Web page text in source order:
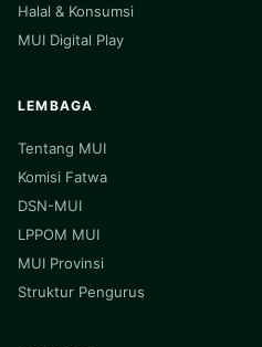
Halal & Konsumsi
MUI Digital Play
LEMBAGA
Tentang MUI
Komisi Fatwa
DSN-MUI
LPPOM MUI
MUI Provinsi
Struktur Pengurus